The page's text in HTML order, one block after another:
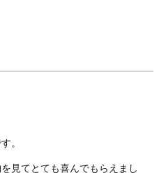
。
見てとても喜んでもらえまし